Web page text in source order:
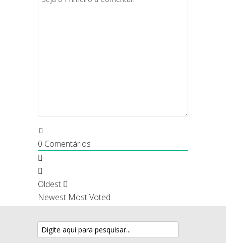
0 Comentários
Oldest
Newest Most Voted